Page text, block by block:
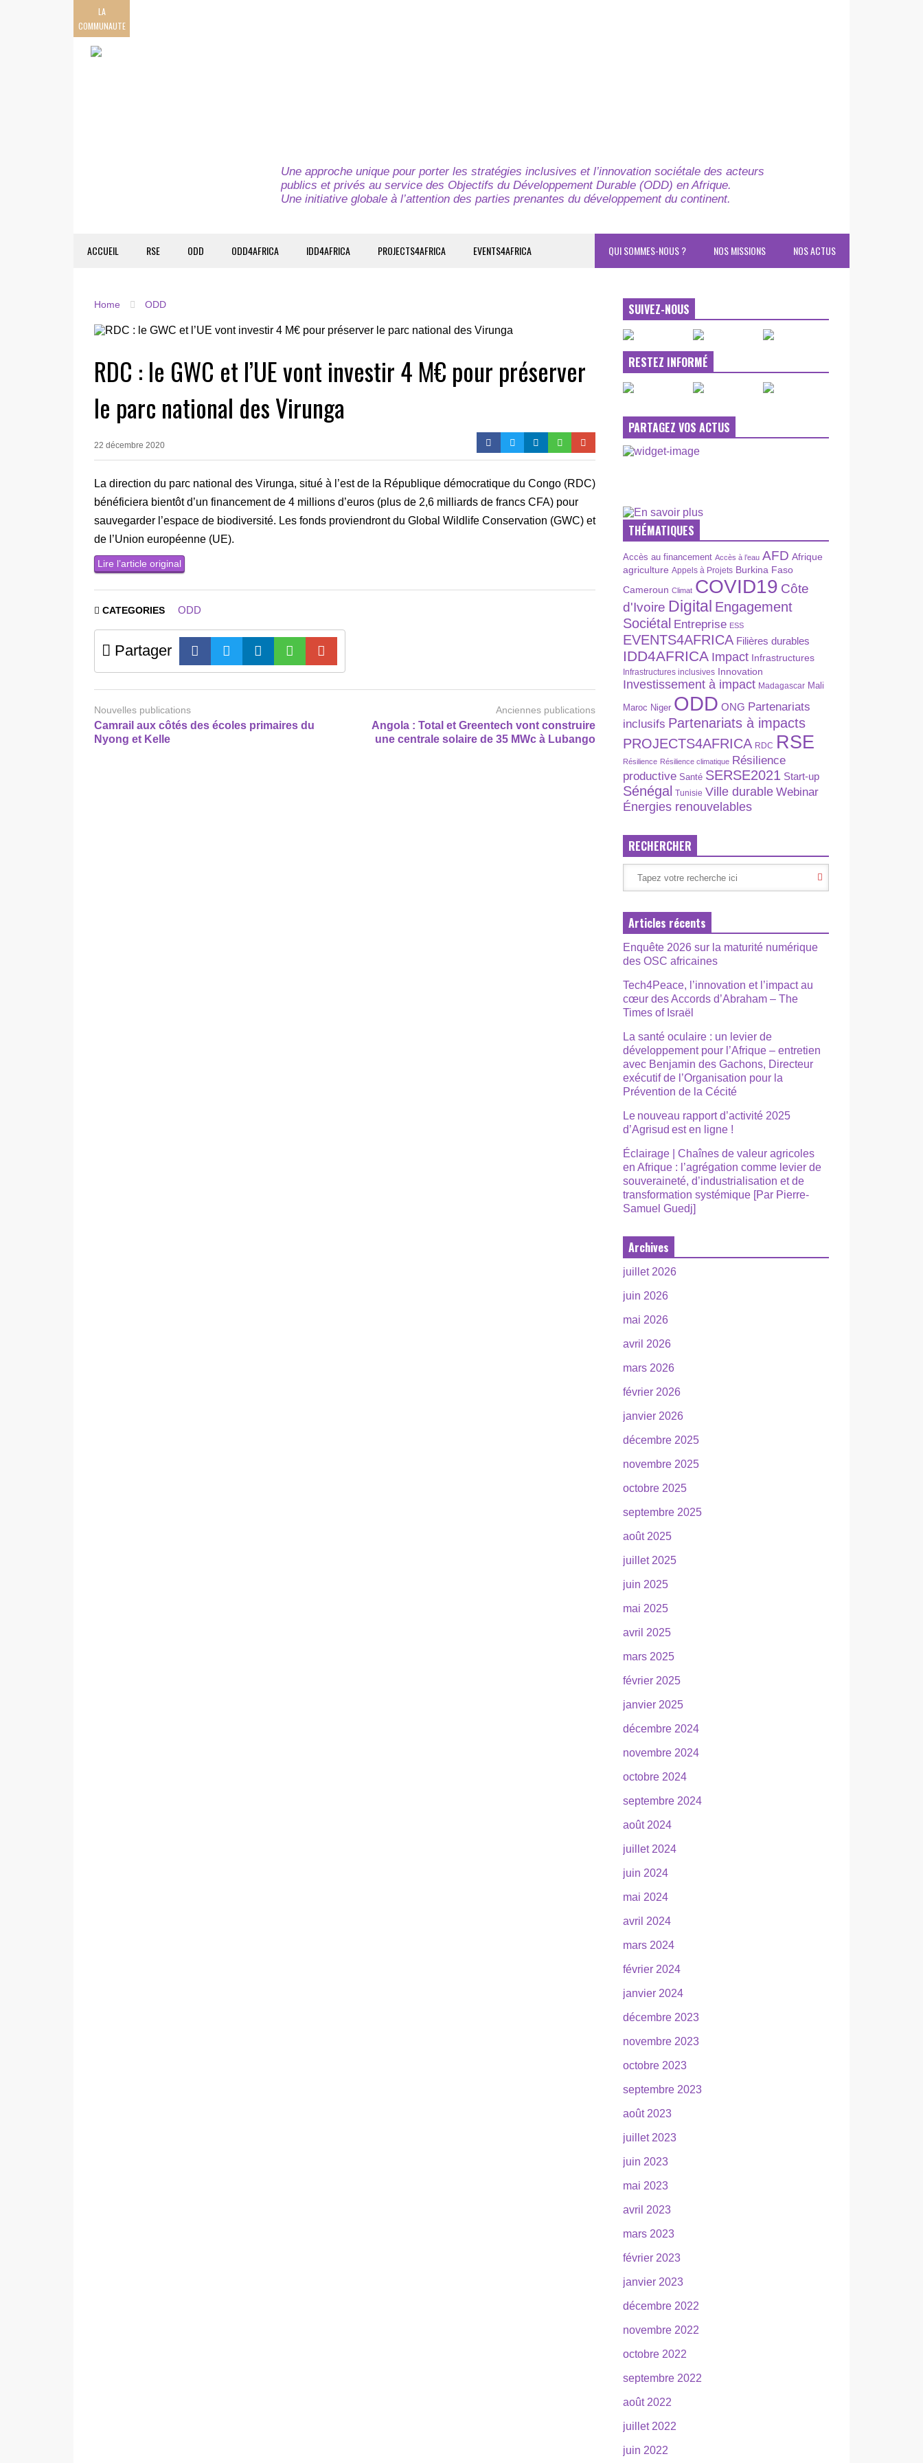
LA
COMMUNAUTE
Une approche unique pour porter les stratégies inclusives et l’innovation sociétale des acteurs
publics et privés au service des Objectifs du Développement Durable (ODD) en Afrique.
Une initiative globale à l’attention des parties prenantes du développement du continent.
ACCUEIL RSE ODD ODD4AFRICA IDD4AFRICA PROJECTS4AFRICA EVENTS4AFRICA NOS ACTUS
NOS MISSIONS
QUI SOMMES-NOUS ?
Home ODD
RDC : le GWC et l’UE vont investir 4 M€ pour préserver
le parc national des Virunga
22 décembre 2020
La direction du parc national des Virunga, situé à l’est de la République démocratique du Congo (RDC)
bénéficiera bientôt d’un financement de 4 millions d’euros (plus de 2,6 milliards de francs CFA) pour
sauvegarder l’espace de biodiversité. Les fonds proviendront du Global Wildlife Conservation (GWC) et
de l’Union européenne (UE).
Lire l’article original
CATEGORIES ODD
Partager
Nouvelles publications
Camrail aux côtés des écoles primaires du
Nyong et Kelle
Anciennes publications
Angola : Total et Greentech vont construire
une centrale solaire de 35 MWc à Lubango
SUIVEZ-NOUS
RESTEZ INFORMÉ
PARTAGEZ VOS ACTUS
THÉMATIQUES
Accès au financement Accès à l’eau AFD Afrique
agriculture Appels à Projets Burkina Faso
Cameroun Climat COVID19 Côte
d'Ivoire Digital Engagement
Sociétal Entreprise ESS
EVENTS4AFRICA Filières durables
IDD4AFRICA Impact Infrastructures
Infrastructures inclusives Innovation
Investissement à impact Madagascar Mali
Maroc Niger ODD ONG Partenariats
inclusifs Partenariats à impacts
PROJECTS4AFRICA RDC RSE
Résilience Résilience climatique Résilience
productive Santé SERSE2021 Start-up
Sénégal Tunisie Ville durable Webinar
Énergies renouvelables
RECHERCHER
Articles récents
Enquête 2026 sur la maturité numérique
des OSC africaines
Tech4Peace, l’innovation et l’impact au
cœur des Accords d’Abraham – The
Times of Israël
La santé oculaire : un levier de
développement pour l’Afrique – entretien
avec Benjamin des Gachons, Directeur
exécutif de l’Organisation pour la
Prévention de la Cécité
Le nouveau rapport d’activité 2025
d’Agrisud est en ligne !
Éclairage | Chaînes de valeur agricoles
en Afrique : l’agrégation comme levier de
souveraineté, d’industrialisation et de
transformation systémique [Par Pierre-
Samuel Guedj]
Archives
juillet 2026
juin 2026
mai 2026
avril 2026
mars 2026
février 2026
janvier 2026
décembre 2025
novembre 2025
octobre 2025
septembre 2025
août 2025
juillet 2025
juin 2025
mai 2025
avril 2025
mars 2025
février 2025
janvier 2025
décembre 2024
novembre 2024
octobre 2024
septembre 2024
août 2024
juillet 2024
juin 2024
mai 2024
avril 2024
mars 2024
février 2024
janvier 2024
décembre 2023
novembre 2023
octobre 2023
septembre 2023
août 2023
juillet 2023
juin 2023
mai 2023
avril 2023
mars 2023
février 2023
janvier 2023
décembre 2022
novembre 2022
octobre 2022
septembre 2022
août 2022
juillet 2022
juin 2022